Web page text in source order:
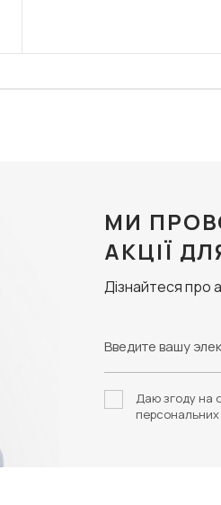
МИ
АКЦІЇ
Дізнайтеся про
Даю згоду на